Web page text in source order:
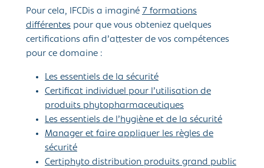
Pour cela, IFCDis a imaginé 7 formations
différentes pour que vous obteniez quelques
certifications afin d’attester de vos compétences
pour ce domaine :
Les essentiels de la sécurité
Certificat individuel pour l’utilisation de
produits phytopharmaceutiques
Les essentiels de l’hygiène et de la sécurité
Manager et faire appliquer les règles de
sécurité
Certiphyto distribution produits grand public